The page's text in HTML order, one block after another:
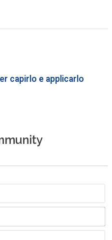
capirlo e applicarlo